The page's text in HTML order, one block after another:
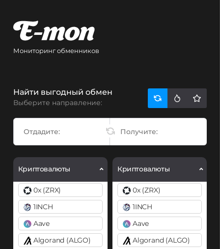
Мониторинг обменников
Найти выгодный обмен
Выберите направление:
Криптовалюты
0x (ZRX)
1INCH
Aave
Algorand (ALGO)
Криптовалюты
0x (ZRX)
1INCH
Aave
Algorand (ALGO)